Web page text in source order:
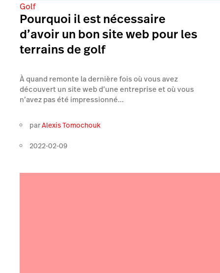
Golf
Pourquoi il est nécessaire
d’avoir un bon site web pour les
terrains de golf
À quand remonte la dernière fois où vous avez
découvert un site web d’une entreprise et où vous
n’avez pas été impressionné...
parAlexis Tomochouk
2022-02-09